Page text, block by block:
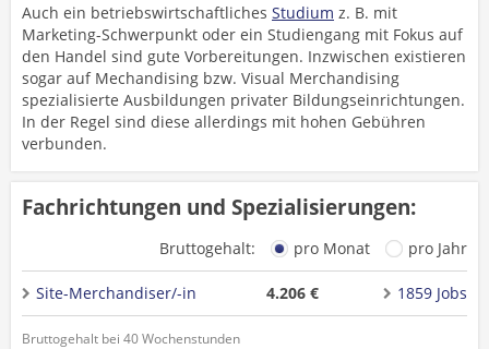
Auch ein betriebswirtschaftliches Studium z. B. mit
Marketing-Schwerpunkt oder ein Studiengang mit Fokus auf
den Handel sind gute Vorbereitungen. Inzwischen existieren
sogar auf Mechandising bzw. Visual Merchandising
spezialisierte Ausbildungen privater Bildungseinrichtungen.
In der Regel sind diese allerdings mit hohen Gebühren
verbunden.
Fachrichtungen und Spezialisierungen:
Bruttogehalt: pro Monat pro Jahr
Site-Merchandiser/-in 4.206 € 1859 Jobs
Bruttogehalt bei 40 Wochenstunden